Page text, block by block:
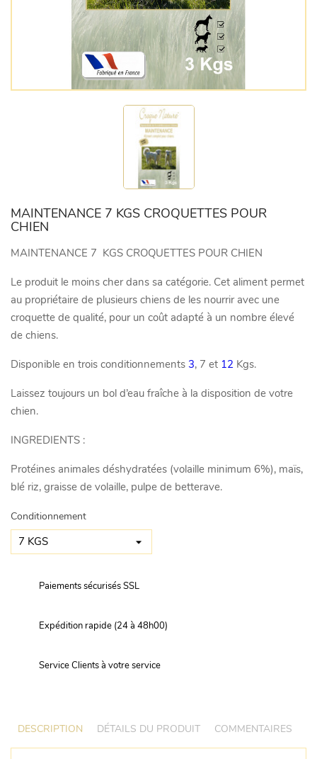
MAINTENANCE 7 KGS CROQUETTES POUR
CHIEN
MAINTENANCE 7 KGS CROQUETTES POUR CHIEN
Le produit le moins cher dans sa catégorie. Cet aliment permet
au propriétaire de plusieurs chiens de les nourrir avec une
croquette de qualité, pour un coût adapté à un nombre élevé
de chiens.
Disponible en trois conditionnements 3, 7 et 12 Kgs.
Laissez toujours un bol d’eau fraîche à la disposition de votre
chien.
INGREDIENTS :
Protéines animales déshydratées (volaille minimum 6%), maïs,
blé riz, graisse de volaille, pulpe de betterave.
Conditionnement
Paiements sécurisés SSL
Expédition rapide (24 à 48h00)
Service Clients à votre service
DESCRIPTION DÉTAILS DU PRODUIT COMMENTAIRES